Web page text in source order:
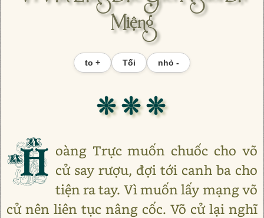
Miệng
to + Tối nhỏ -
❊ ❊ ❊
H oàng Trực muốn chuốc cho võ
cử say rượu, đợi tới canh ba cho
tiện ra tay. Vì muốn lấy mạng võ
cử nên liên tục nâng cốc. Võ cử lại nghĩ